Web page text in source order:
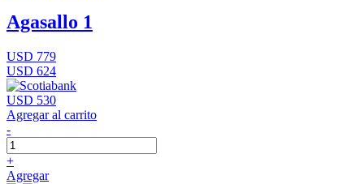
Agasallo 1
USD 779
USD 624
USD 530
Agregar al carrito
-
+
Agregar